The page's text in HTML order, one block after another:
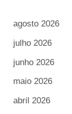
agosto 2026
julho 2026
junho 2026
maio 2026
abril 2026